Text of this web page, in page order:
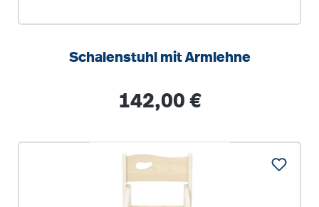
Schalenstuhl mit Armlehne
Regulärer Preis:
142,00 €